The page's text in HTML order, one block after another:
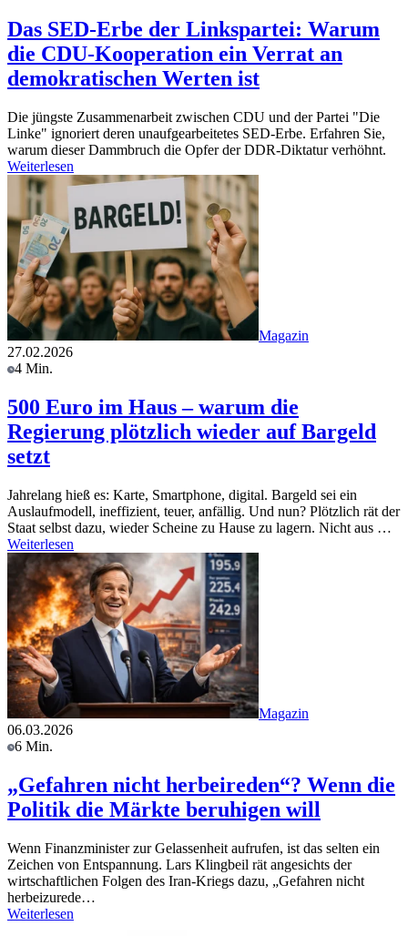
Das SED-Erbe der Linkspartei: Warum
die CDU-Kooperation ein Verrat an
demokratischen Werten ist
Die jüngste Zusammenarbeit zwischen CDU und der Partei "Die
Linke" ignoriert deren unaufgearbeitetes SED-Erbe. Erfahren Sie,
warum dieser Dammbruch die Opfer der DDR-Diktatur verhöhnt.
Weiterlesen
Magazin
27.02.2026
4 Min.
500 Euro im Haus – warum die
Regierung plötzlich wieder auf Bargeld
setzt
Jahrelang hieß es: Karte, Smartphone, digital. Bargeld sei ein
Auslaufmodell, ineffizient, teuer, anfällig. Und nun? Plötzlich rät der
Staat selbst dazu, wieder Scheine zu Hause zu lagern. Nicht aus …
Weiterlesen
Magazin
06.03.2026
6 Min.
„Gefahren nicht herbeireden“? Wenn die
Politik die Märkte beruhigen will
Wenn Finanzminister zur Gelassenheit aufrufen, ist das selten ein
Zeichen von Entspannung. Lars Klingbeil rät angesichts der
wirtschaftlichen Folgen des Iran-Kriegs dazu, „Gefahren nicht
herbeizurede…
Weiterlesen